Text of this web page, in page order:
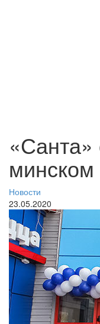
Новости
23.05.2020